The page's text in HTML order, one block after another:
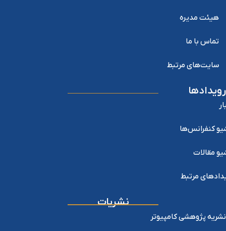
هیئت مدیره
تماس با ما
سایت‌های مرتبط
رویدادها
کنفرانس‌ها
مقالات
مرتبط
نشریات
نشریه پژوهشی کامپیوتر